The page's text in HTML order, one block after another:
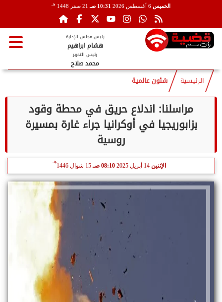
الخميس 10:31 صـ 21 صفر 1448 هـ
رئيس مجلس الإدارة
هشام ابراهيم
رئيس التحرير
محمد صلاح
الرئيسية شئون عالمية
مراسلنا: اندلاع حريق في محطة وقود
بزابوريجيا في أوكرانيا جراء غارة بمسيرة
روسية
الإثنين 14 أبريل 2025 08:10 صـ 15 شوال 1446
هـ